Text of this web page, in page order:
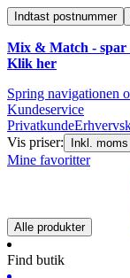
Indtast postnummer
Mix & Match - spar
Klik her
Spring navigationen
Kundeservice
Privatkunde
Vis priser:
Inkl. moms
Mine favoritter
Alle produkter
Find butik